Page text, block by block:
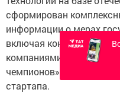
сформирован
информации о мерах
включая консультации
компаниями. Ежегодно
чемпионов» для
стартапа.